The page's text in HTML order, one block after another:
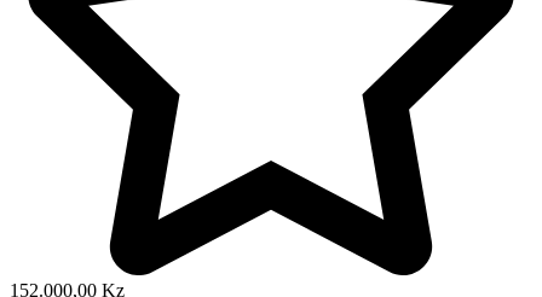
152.000,00 Kz